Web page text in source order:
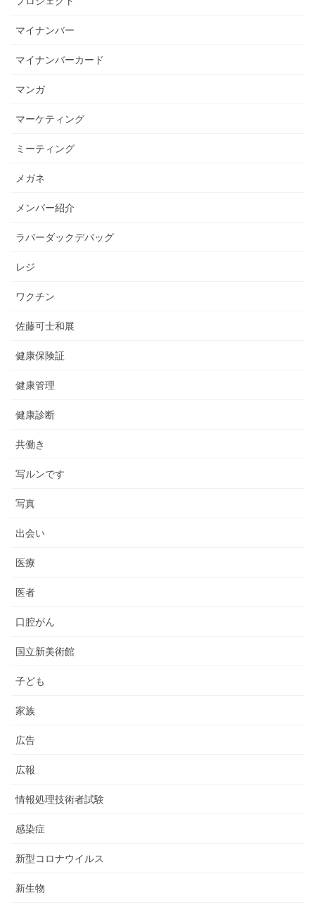
マイナンバー
マイナンバーカード
マンガ
マーケティング
ミーティング
メガネ
メンバー紹介
ラバーダックデバッグ
レジ
ワクチン
佐藤可士和展
健康保険証
健康管理
健康診断
共働き
写ルンです
写真
出会い
医療
医者
口腔がん
国立新美術館
子ども
家族
広告
広報
情報処理技術者試験
感染症
新型コロナウイルス
新生物